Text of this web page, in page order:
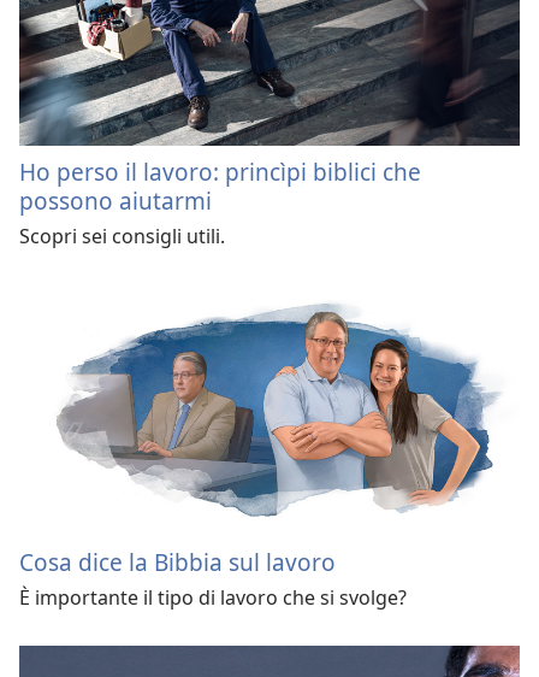
Ho perso il lavoro: princìpi biblici che
possono aiutarmi
Scopri sei consigli utili.
Cosa dice la Bibbia sul lavoro
È importante il tipo di lavoro che si svolge?